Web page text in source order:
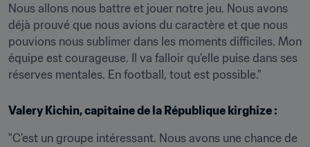
Nous allons nous battre et jouer notre jeu. Nous avons
déjà prouvé que nous avions du caractère et que nous
pouvions nous sublimer dans les moments difficiles. Mon
équipe est courageuse. Il va falloir qu’elle puise dans ses
réserves mentales. En football, tout est possible."
Valery Kichin, capitaine de la République kirghize :
"C’est un groupe intéressant. Nous avons une chance de